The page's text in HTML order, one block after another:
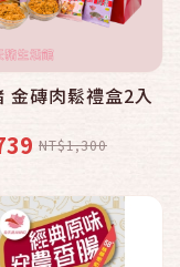
金磚肉鬆禮盒2入
NT$1,300